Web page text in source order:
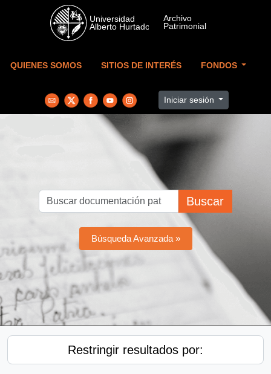
Skip to main content
QUIENES SOMOS SITIOS DE INTERÉS FONDOS
Iniciar sesión
Buscar
Búsqueda Avanzada »
Restringir resultados por: